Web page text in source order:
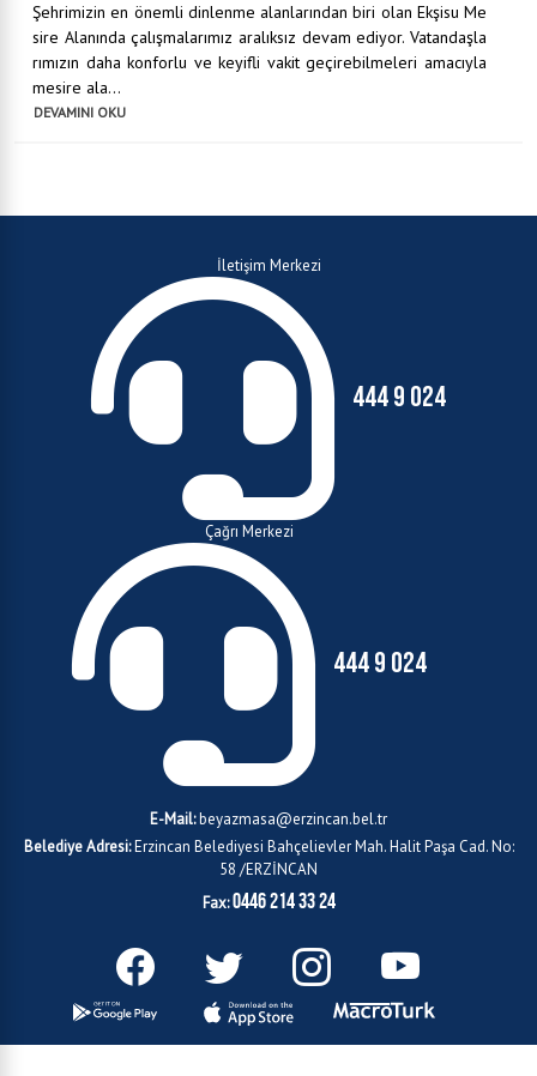
Şehrimizin en önemli dinlenme alanlarından biri olan Ekşisu Me
sire Alanında çalışmalarımız aralıksız devam ediyor. Vatandaşla
rımızın daha konforlu ve keyifli vakit geçirebilmeleri amacıyla
mesire ala...
DEVAMINI OKU
İletişim Merkezi
444 9 024
Çağrı Merkezi
444 9 024
E-Mail:beyazmasa@erzincan.bel.tr
Belediye Adresi:Erzincan Belediyesi Bahçelievler Mah. Halit Paşa Cad. No:
58 /ERZİNCAN
Fax:0446 214 33 24